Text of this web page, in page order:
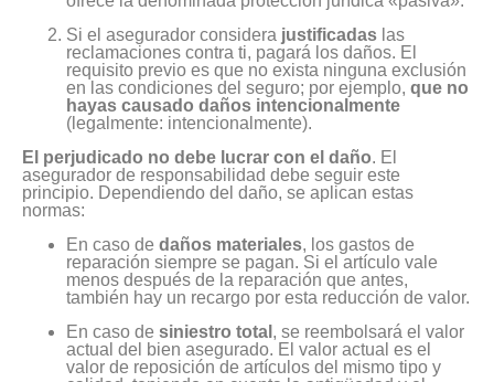
Si el asegurador considera justificadas las
reclamaciones contra ti, pagará los daños. El
requisito previo es que no exista ninguna exclusión
en las condiciones del seguro; por ejemplo, que no
hayas causado daños intencionalmente
(legalmente: intencionalmente).
El perjudicado no debe lucrar con el daño. El
asegurador de responsabilidad debe seguir este
principio. Dependiendo del daño, se aplican estas
normas:
En caso de daños materiales, los gastos de
reparación siempre se pagan. Si el artículo vale
menos después de la reparación que antes,
también hay un recargo por esta reducción de valor.
En caso de siniestro total , se reembolsará el valor
actual del bien asegurado. El valor actual es el
valor de reposición de artículos del mismo tipo y